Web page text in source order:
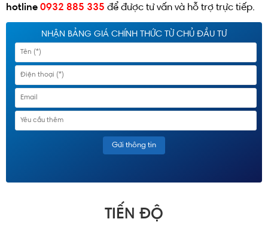
hotline 0932 885 335 để được tư vấn và hỗ trợ trực tiếp.
NHẬN BẢNG GIÁ CHÍNH THỨC TỪ CHỦ ĐẦU TƯ
TIẾN ĐỘ